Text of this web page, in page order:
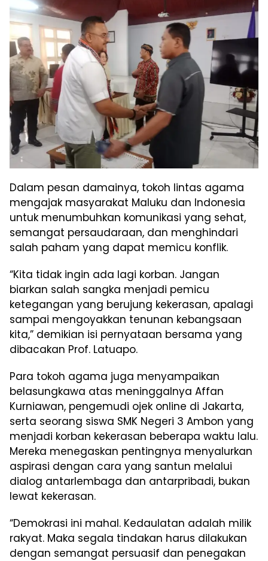
Dalam pesan damainya, tokoh lintas agama
mengajak masyarakat Maluku dan Indonesia
untuk menumbuhkan komunikasi yang sehat,
semangat persaudaraan, dan menghindari
salah paham yang dapat memicu konflik.
“Kita tidak ingin ada lagi korban. Jangan
biarkan salah sangka menjadi pemicu
ketegangan yang berujung kekerasan, apalagi
sampai mengoyakkan tenunan kebangsaan
kita,” demikian isi pernyataan bersama yang
dibacakan Prof. Latuapo.
Para tokoh agama juga menyampaikan
belasungkawa atas meninggalnya Affan
Kurniawan, pengemudi ojek online di Jakarta,
serta seorang siswa SMK Negeri 3 Ambon yang
menjadi korban kekerasan beberapa waktu lalu.
Mereka menegaskan pentingnya menyalurkan
aspirasi dengan cara yang santun melalui
dialog antarlembaga dan antarpribadi, bukan
lewat kekerasan.
“Demokrasi ini mahal. Kedaulatan adalah milik
rakyat. Maka segala tindakan harus dilakukan
dengan semangat persuasif dan penegakan